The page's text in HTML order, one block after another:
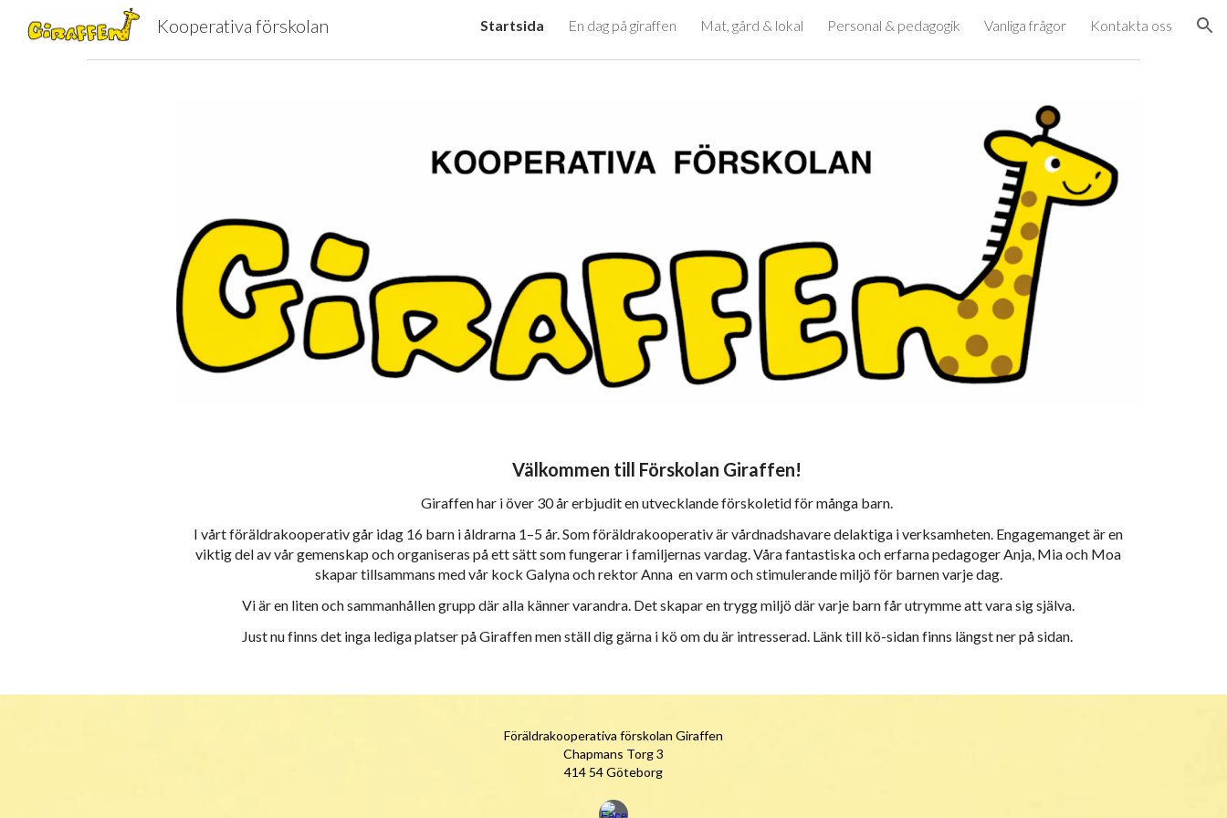
Skip to main content Skip to navigation
Kooperativa förskolan Startsida En dag på giraffen Mat, gård & lokal Personal & pedagogik Vanliga frågor Kontakta oss
Välkommen till Förskolan Giraffen!
Giraffen har iöver 30 år erbjudit en utvecklande förskoletid för många barn.
I vårt föräldrakooperativ går idag 16 barn i åldrarna 1–5 år. Som föräldrakooperativ är vårdnadshavare delaktiga i verksamheten. Engagemanget är en
viktig del av vår gemenskap och organiseras på ett sätt som fungerar i familjernas vardag. Våra fantastiska och erfarna pedagoger Anja, Mia och Moa
skapar tillsammans med vår kock Galyna och rektor Anna en varm och stimulerande miljö för barnen varje dag.
Vi är en liten och sammanhållen grupp där alla känner varandra. Det skapar en trygg miljö där varje barn får utrymme att vara sig själva.
Just nu finns det inga lediga platser på Giraffen men ställ dig gärna i kö om du är intresserad. Länk till kö-sidan finns längst ner på sidan.
Föräldrakooperativa förskolan Giraffen
Chapmans Torg 3
414 54 Göteborg